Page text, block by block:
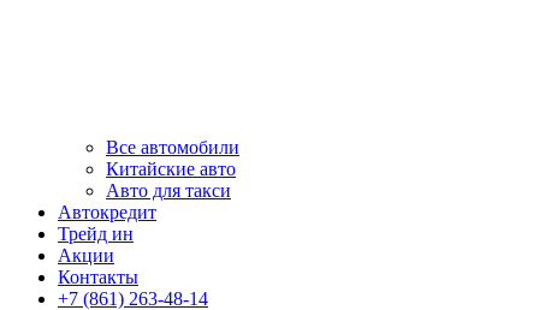
Все автомобили
Китайские авто
Авто для такси
Автокредит
Трейд ин
Акции
Контакты
+7 (861) 263-48-14